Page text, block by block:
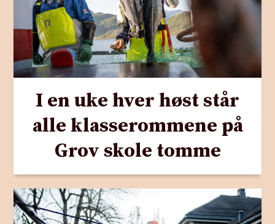
I en uke hver høst står
alle klasserommene på
Grov skole tomme